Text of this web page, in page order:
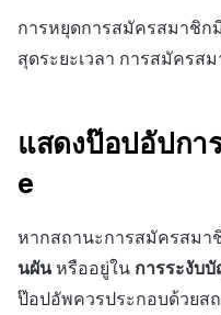
การหยุดการสมัครสมาชิก
สุดระยะเวลา การสมัครส
แสดงป๊อปอัปกา
e
หากสถานะการสมัครสมา
นผันหรืออยู่ใน การระงับ
ป๊อปอัพควรประกอบด้วยส